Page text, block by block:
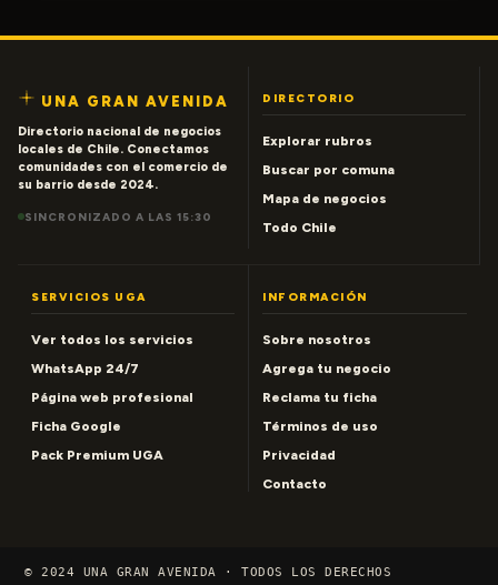
UNA GRAN AVENIDA
Directorio nacional de negocios
locales de Chile. Conectamos
comunidades con el comercio de
su barrio desde 2024.
SINCRONIZADO A LAS 15:30
DIRECTORIO
Explorar rubros
Buscar por comuna
Mapa de negocios
Todo Chile
SERVICIOS UGA
Ver todos los servicios
WhatsApp 24/7
Página web profesional
Ficha Google
Pack Premium UGA
INFORMACIÓN
Sobre nosotros
Agrega tu negocio
Reclama tu ficha
Términos de uso
Privacidad
Contacto
© 2024 UNA GRAN AVENIDA · TODOS LOS DERECHOS